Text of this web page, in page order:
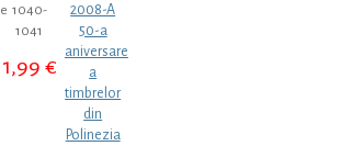
1040-
1041
1,99 €
2008-A
50-a
aniversare
a
timbrelor
din
Polinezia